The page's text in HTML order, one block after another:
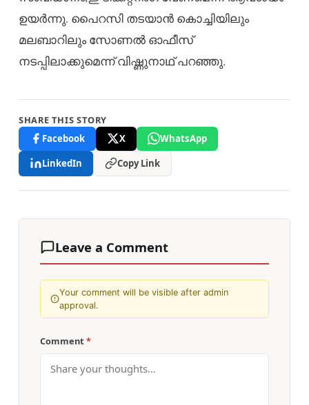
ഉയർന്നു. പൈറസി തടയാൻ കൊച്ചിയിലും
മലബാറിലും സോണൽ ഓഫീസ്
നടപ്പിലാക്കുമെന്ന് വിഷ്ണുനാഥ് പറഞ്ഞു.
SHARE THIS STORY
Facebook
X
WhatsApp
LinkedIn
Copy Link
Leave a Comment
Your comment will be visible after admin
approval.
Comment *